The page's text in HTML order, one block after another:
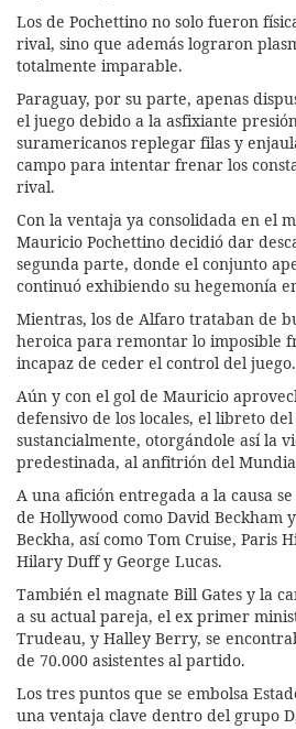
Los de Pochettino no solo fueron
rival, sino que además lograron
totalmente imparable.
Paraguay, por su parte, apenas
el juego debido a la asfixiante
suramericanos replegar filas y
campo para intentar frenar los
rival.
Con la ventaja ya consolidada en el
Mauricio Pochettino decidió dar
segunda parte, donde el conjunto
continuó exhibiendo su hegemonía
Mientras, los de Alfaro trataban de
heroica para remontar lo imposible
incapaz de ceder el control del juego.
Aún y con el gol de Mauricio
defensivo de los locales, el libreto
sustancialmente, otorgándole así la
predestinada, al anfitrión del
A una afición entregada a la causa
de Hollywood como David Beckham
Beckha, así como Tom Cruise, Paris
Hilary Duff y George Lucas.
También el magnate Bill Gates y la
a su actual pareja, el ex primer
Trudeau, y Halley Berry, se
de 70.000 asistentes al partido.
Los tres puntos que se embolsa
una ventaja clave dentro del grupo